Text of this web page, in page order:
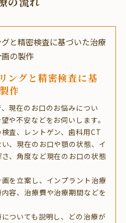
ングと精密検査に基
作
現在のお口のお悩みについ
や不安などをお伺いします。
査、レントゲン、歯科用CT
、現在のお口や顎の状態、イ
、角度など現在のお口の状態
を立案し、インプラント治療
容、治療費や治療期間などを
ついても説明し、どの治療が